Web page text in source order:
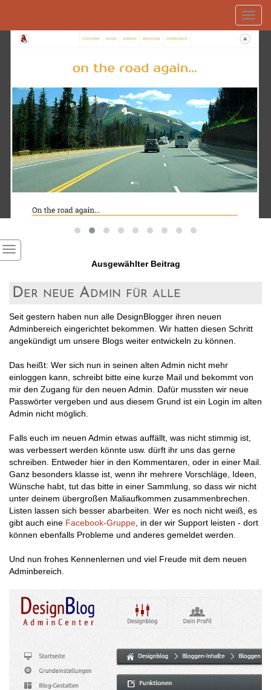
Ausgewählter Beitrag
Der neue Admin für alle
Seit gestern haben nun alle DesignBlogger ihren neuen
Adminbereich eingerichtet bekommen. Wir hatten diesen Schritt
angekündigt um unsere Blogs weiter entwickeln zu können.
Das heißt: Wer sich nun in seinen alten Admin nicht mehr
einloggen kann, schreibt bitte eine kurze Mail und bekommt von
mir den Zugang für den neuen Admin. Dafür mussten wir neue
Passwörter vergeben und aus diesem Grund ist ein Login im alten
Admin nicht möglich.
Falls euch im neuen Admin etwas auffällt, was nicht stimmig ist,
was verbessert werden könnte usw. dürft ihr uns das gerne
schreiben. Entweder hier in den Kommentaren, oder in einer Mail.
Ganz besonders klasse ist, wenn ihr mehrere Vorschläge, Ideen,
Wünsche habt, tut das bitte in einer Sammlung, so dass wir nicht
unter deinem übergroßen Maliaufkommen zusammenbrechen.
Listen lassen sich besser abarbeiten. Wer es noch nicht weiß, es
gibt auch eine Facebook-Gruppe , in der wir Support leisten - dort
können ebenfalls Probleme und anderes gemeldet werden.
Und nun frohes Kennenlernen und viel Freude mit dem neuen
Adminbereich.